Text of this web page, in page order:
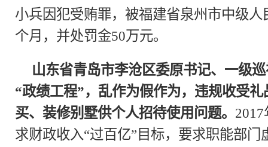
小兵因犯受贿罪，被福建省泉州市中级
个月，并处罚金50万元。
山东省青岛市李沧区委原书记、一级
“政绩工程”，乱作为假作为，违规收受
买、装修别墅供个人招待使用问题。
求财政收入“过百亿”目标，要求职能部